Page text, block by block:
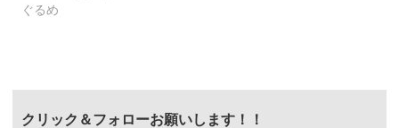
ぐるめ
クリック＆フォローお願いします！！